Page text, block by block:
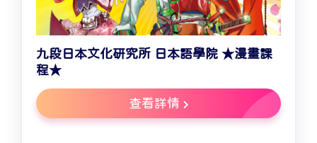
九段日本文化研究所 日本語學院 ★漫畫課
程★
查看詳情